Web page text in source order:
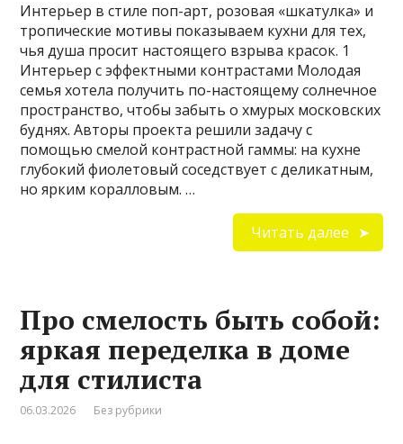
Интерьер в стиле поп-арт, розовая «шкатулка» и
тропические мотивы показываем кухни для тех,
чья душа просит настоящего взрыва красок. 1
Интерьер с эффектными контрастами Молодая
семья хотела получить по-настоящему солнечное
пространство, чтобы забыть о хмурых московских
буднях. Авторы проекта решили задачу с
помощью смелой контрастной гаммы: на кухне
глубокий фиолетовый соседствует с деликатным,
но ярким коралловым. …
Читать далее
Про смелость быть собой:
яркая переделка в доме
для стилиста
06.03.2026 Без рубрики